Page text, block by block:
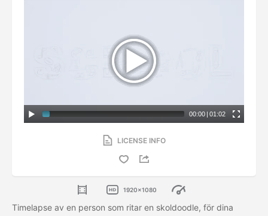
00:00 | 01:02
LICENSE INFO
1920x1080
Timelapse av en person som ritar en skoldoodle, för dina